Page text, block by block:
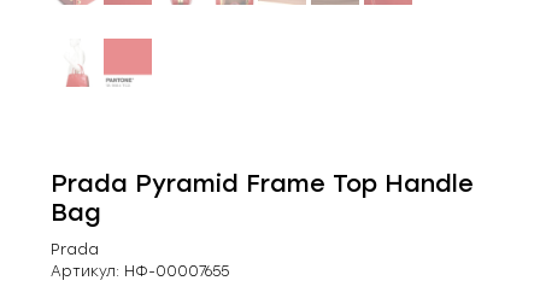
Prada Pyramid Frame Top Handle
Bag
Prada
Артикул: НФ-00007655